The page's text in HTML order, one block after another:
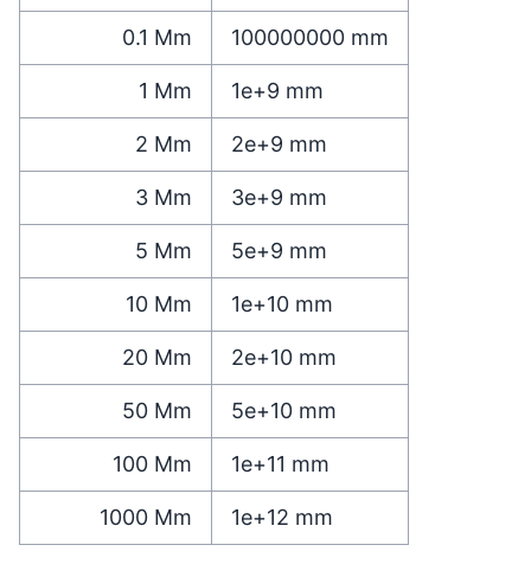
0.1 Mm 100000000 mm
1 Mm 1e+9 mm
2 Mm 2e+9 mm
3 Mm 3e+9 mm
5 Mm 5e+9 mm
10 Mm 1e+10 mm
20 Mm 2e+10 mm
50 Mm 5e+10 mm
100 Mm 1e+11 mm
1000 Mm 1e+12 mm